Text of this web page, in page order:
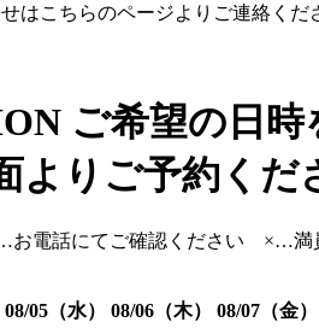
はこちらのページよりご連絡くだ
ご希望の日時
よりご予約くだ
電話にてご確認ください ×…
08/05（水） 08/06（木）
08/07（金）